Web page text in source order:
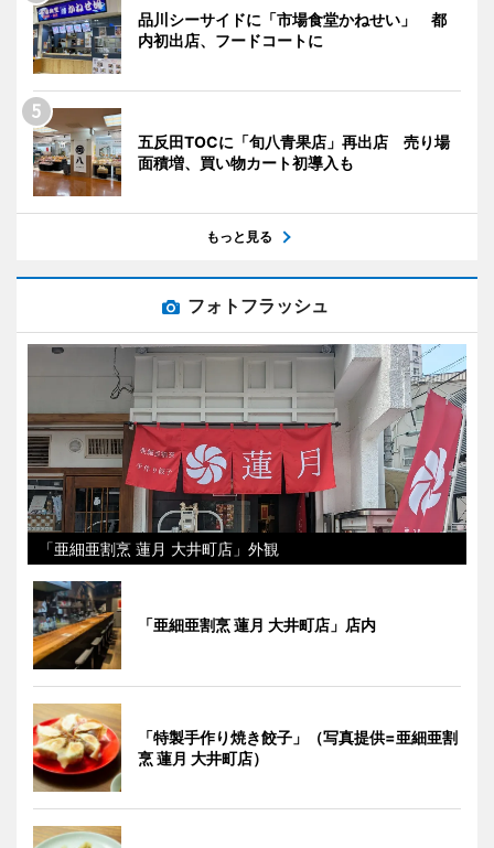
品川シーサイドに「市場食堂かねせい」 都
内初出店、フードコートに
五反田TOCに「旬八青果店」再出店 売り場
面積増、買い物カート初導入も
もっと見る
フォトフラッシュ
「亜細亜割烹 蓮月 大井町店」外観
「亜細亜割烹 蓮月 大井町店」店内
「特製手作り焼き餃子」（写真提供=亜細亜割
烹 蓮月 大井町店）